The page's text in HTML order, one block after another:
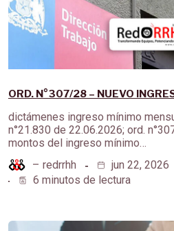
ORD. N°307/28 – NUEVO
dictámenes ingreso mínimo
n°21.830 de 22.06.2026; ord.
montos del ingreso mínimo…
– redrrhh
jun 22, 2026
6 minutos de lectura